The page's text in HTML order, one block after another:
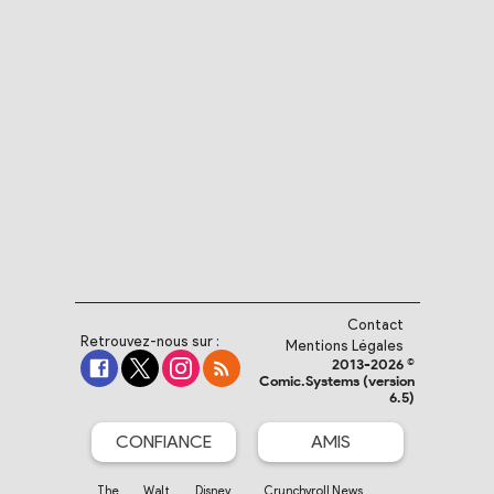
Retrouvez-nous sur :
Contact
Mentions Légales
2013-2026 ©
Comic.Systems (version
6.5)
CONFIANCE AMIS